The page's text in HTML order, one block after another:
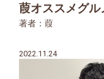
葭オススメグ
著者：葭
2022.11.24